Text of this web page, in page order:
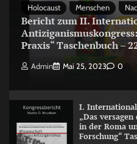
Holocaust
Menschen
Bericht zum II.
Praxis“ Taschenbuch –
Admin Mai 25, 2023 0
I.
„Das
in der Roma
Forschung“